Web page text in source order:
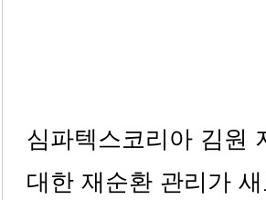
심파텍스코리아 김원
대한 재순환 관리가